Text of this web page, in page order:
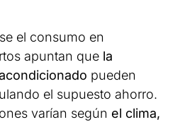
el consumo en
apuntan que la
pueden
el supuesto ahorro.
varían según el clima,